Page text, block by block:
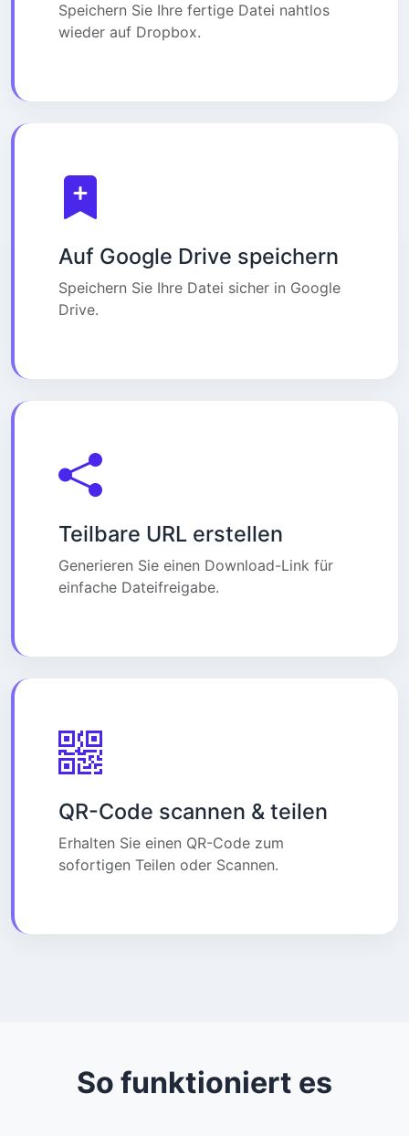
Speichern Sie Ihre fertige Datei nahtlos
wieder auf Dropbox.
Auf Google Drive speichern
Speichern Sie Ihre Datei sicher in Google
Drive.
Teilbare URL erstellen
Generieren Sie einen Download-Link für
einfache Dateifreigabe.
QR-Code scannen & teilen
Erhalten Sie einen QR-Code zum
sofortigen Teilen oder Scannen.
So funktioniert es